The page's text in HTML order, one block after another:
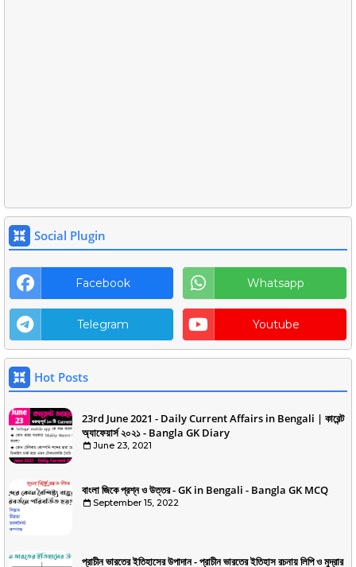
Social Plugin
Facebook Whatsapp
Telegram Youtube
Hot Posts
23rd June 2021 - Daily Current Affairs in Bengali | কারেন্ট
অ্যাফেয়ার্স ২০২১ - Bangla GK Diary
June 23, 2021
বাংলা জিকে প্রশ্ন ও উত্তর - GK in Bengali - Bangla GK MCQ
September 15, 2022
প্রাচীন ভারতের ইতিহাসের উপাদান - প্রাচীন ভারতের ইতিহাস রচনায় লিপি ও মুদ্রার